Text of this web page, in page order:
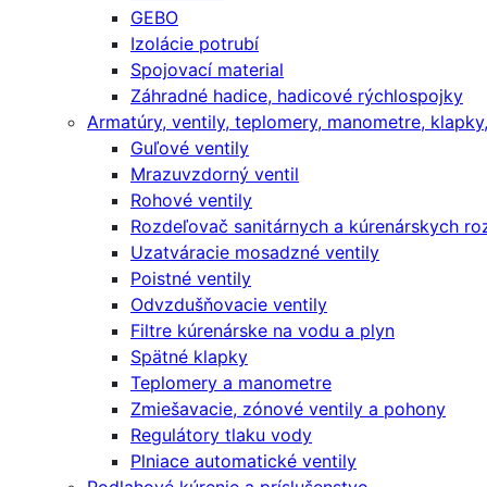
GEBO
Izolácie potrubí
Spojovací material
Záhradné hadice, hadicové rýchlospojky
Armatúry, ventily, teplomery, manometre,
Guľové ventily
Mrazuvzdorný ventil
Rohové ventily
Rozdeľovač sanitárnych a kúrenárskych
Uzatváracie mosadzné ventily
Poistné ventily
Odvzdušňovacie ventily
Filtre kúrenárske na vodu a plyn
Spätné klapky
Teplomery a manometre
Zmiešavacie, zónové ventily a pohony
Regulátory tlaku vody
Plniace automatické ventily